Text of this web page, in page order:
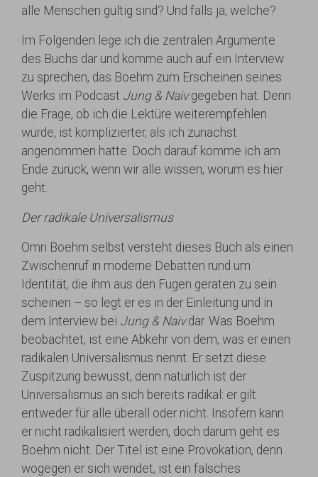
alle Menschen gültig sind? Und falls ja, welche?
Im Folgenden lege ich die zentralen Argumente
des Buchs dar und komme auch auf ein Interview
zu sprechen, das Boehm zum Erscheinen seines
Werks im Podcast Jung & Naivgegeben hat. Denn
die Frage, ob ich die Lektüre weiterempfehlen
würde, ist komplizierter, als ich zunächst
angenommen hatte. Doch darauf komme ich am
Ende zurück, wenn wir alle wissen, worum es hier
geht.
Der radikale Universalismus
Omri Boehm selbst versteht dieses Buch als einen
Zwischenruf in moderne Debatten rund um
Identität, die ihm aus den Fugen geraten zu sein
scheinen – so legt er es in der Einleitung und in
dem Interview bei Jung & Naivdar. Was Boehm
beobachtet, ist eine Abkehr von dem, was er einen
radikalen Universalismus nennt. Er setzt diese
Zuspitzung bewusst, denn natürlich ist der
Universalismus an sich bereits radikal: er gilt
entweder für alle überall oder nicht. Insofern kann
er nicht radikalisiert werden, doch darum geht es
Boehm nicht. Der Titel ist eine Provokation, denn
wogegen er sich wendet, ist ein falsches